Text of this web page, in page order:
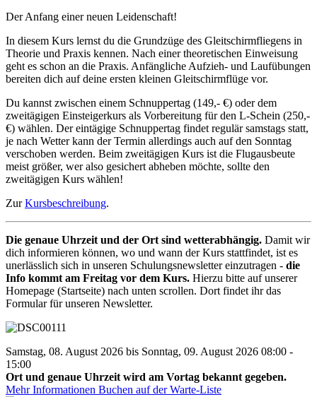
Der Anfang einer neuen Leidenschaft!
In diesem Kurs lernst du die Grundzüge des Gleitschirmfliegens in
Theorie und Praxis kennen. Nach einer theoretischen Einweisung
geht es schon an die Praxis. Anfängliche Aufzieh- und Laufübungen
bereiten dich auf deine ersten kleinen Gleitschirmflüge vor.
Du kannst zwischen einem Schnuppertag (149,- €) oder dem
zweitägigen Einsteigerkurs als Vorbereitung für den L-Schein (250,-
€) wählen. Der eintägige Schnuppertag findet regulär samstags statt,
je nach Wetter kann der Termin allerdings auch auf den Sonntag
verschoben werden. Beim zweitägigen Kurs ist die Flugausbeute
meist größer, wer also gesichert abheben möchte, sollte den
zweitägigen Kurs wählen!
ZurKursbeschreibung.
Die genaue Uhrzeit und der Ort sind wetterabhängig. Damit wir
dich informieren können, wo und wann der Kurs stattfindet, ist es
unerlässlich sich in unseren Schulungsnewsletter einzutragen - die
Info kommt am Freitag vor dem Kurs. Hierzu bitte auf unserer
Homepage (Startseite) nach unten scrollen. Dort findet ihr das
Formular für unseren Newsletter.
Samstag, 08. August 2026 bis Sonntag, 09. August 2026 08:00 -
15:00
Ort und genaue Uhrzeit wird am Vortag bekannt gegeben.
Mehr Informationen Buchen auf der Warte-Liste